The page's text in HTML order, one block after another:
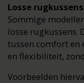
Losse rugkussens
Sommige
losse rugkussens.
tussen comfort en
en flexibiliteit,
Voorbeelden